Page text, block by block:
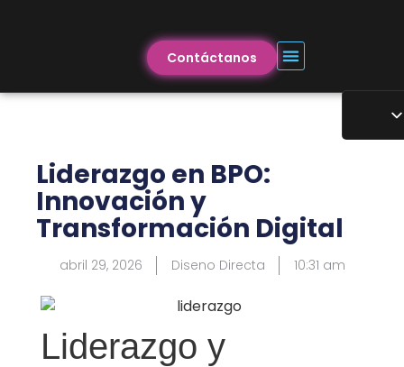
Contáctanos
Liderazgo en BPO:
Innovación y
Transformación Digital
abril 29, 2026 Diseno Directa 10:31 am
Liderazgo y